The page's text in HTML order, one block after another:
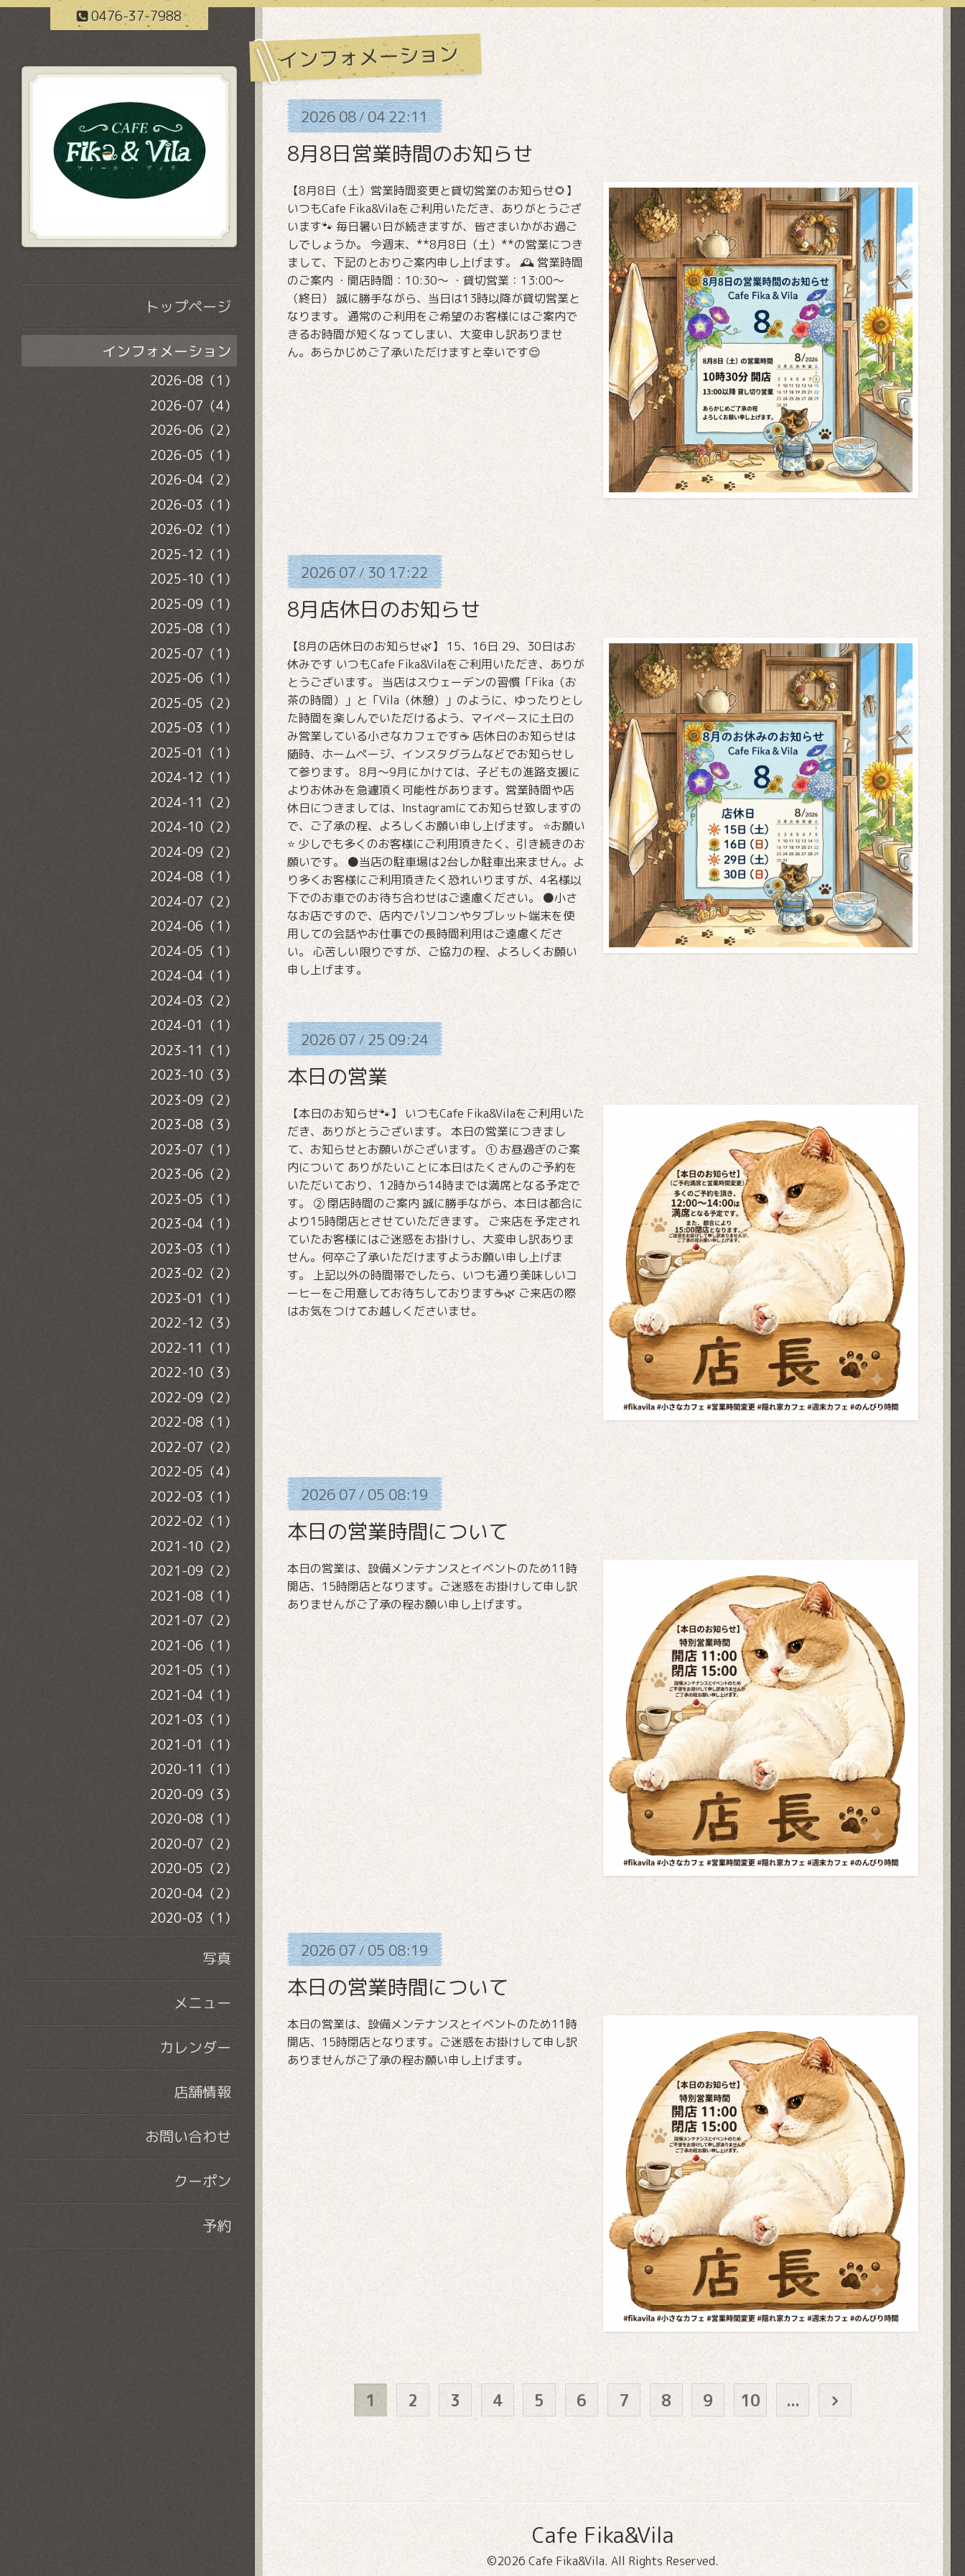
0476-37-7988
インフォメーション
202608/0422:11
8月8日営業時間のお知らせ
【8月8日（土）営業時間変更と貸切営業のお知らせ🌻】
いつもCafe Fika&Vilaをご利用いただき、ありがとうござ
います🐾 毎日暑い日が続きますが、皆さまいかがお過ご
しでしょうか。 今週末、**8月8日（土）**の営業につき
まして、下記のとおりご案内申し上げます。 🕰️ 営業時間
のご案内 ・開店時間：10:30〜 ・貸切営業：13:00〜
（終日） 誠に勝手ながら、当日は13時以降が貸切営業と
なります。 通常のご利用をご希望のお客様にはご案内で
きるお時間が短くなってしまい、大変申し訳ありませ
ん。あらかじめご了承いただけますと幸いです😌
202607/3017:22
8月店休日のお知らせ
【8月の店休日のお知らせ🌿】 15、16日 29、30日はお
休みです いつもCafe Fika&Vilaをご利用いただき、ありが
とうございます。 当店はスウェーデンの習慣「Fika（お
茶の時間）」と「Vila（休憩）」のように、ゆったりとし
た時間を楽しんでいただけるよう、マイペースに土日の
み営業している小さなカフェです☕️ 店休日のお知らせは
随時、ホームページ、インスタグラムなどでお知らせし
て参ります。 8月〜9月にかけては、子どもの進路支援に
よりお休みを急遽頂く可能性があります。営業時間や店
休日につきましては、Instagramにてお知らせ致しますの
で、ご了承の程、よろしくお願い申し上げます。 ⭐️お願い
⭐️ 少しでも多くのお客様にご利用頂きたく、引き続きのお
願いです。 ⚫️当店の駐車場は2台しか駐車出来ません。よ
り多くお客様にご利用頂きたく恐れいりますが、4名様以
下でのお車でのお待ち合わせはご遠慮ください。 ⚫️小さ
なお店ですので、店内でパソコンやタブレット端末を使
用しての会話やお仕事での長時間利用はご遠慮くださ
い。 心苦しい限りですが、ご協力の程、よろしくお願い
申し上げます。
202607/2509:24
本日の営業
【本日のお知らせ🐾】 いつもCafe Fika&Vilaをご利用いた
だき、ありがとうございます。 本日の営業につきまし
て、お知らせとお願いがございます。 ① お昼過ぎのご案
内について ありがたいことに本日はたくさんのご予約を
いただいており、12時から14時までは満席となる予定で
す。 ② 閉店時間のご案内 誠に勝手ながら、本日は都合に
より15時閉店とさせていただきます。 ご来店を予定され
ていたお客様にはご迷惑をお掛けし、大変申し訳ありま
せん。何卒ご了承いただけますようお願い申し上げま
す。 上記以外の時間帯でしたら、いつも通り美味しいコ
ーヒーをご用意してお待ちしております☕️🌿 ご来店の際
はお気をつけてお越しくださいませ。
202607/0508:19
本日の営業時間について
本日の営業は、設備メンテナンスとイベントのため11時
開店、15時閉店となります。ご迷惑をお掛けして申し訳
ありませんがご了承の程お願い申し上げます。
202607/0508:19
本日の営業時間について
本日の営業は、設備メンテナンスとイベントのため11時
開店、15時閉店となります。ご迷惑をお掛けして申し訳
ありませんがご了承の程お願い申し上げます。
1 2 3 4 5 6 7 8 9 10 ...
Cafe Fika&Vila
©2026 Cafe Fika&Vila. All Rights Reserved.
トップページ
インフォメーション
2026-08（1）
2026-07（4）
2026-06（2）
2026-05（1）
2026-04（2）
2026-03（1）
2026-02（1）
2025-12（1）
2025-10（1）
2025-09（1）
2025-08（1）
2025-07（1）
2025-06（1）
2025-05（2）
2025-03（1）
2025-01（1）
2024-12（1）
2024-11（2）
2024-10（2）
2024-09（2）
2024-08（1）
2024-07（2）
2024-06（1）
2024-05（1）
2024-04（1）
2024-03（2）
2024-01（1）
2023-11（1）
2023-10（3）
2023-09（2）
2023-08（3）
2023-07（1）
2023-06（2）
2023-05（1）
2023-04（1）
2023-03（1）
2023-02（2）
2023-01（1）
2022-12（3）
2022-11（1）
2022-10（3）
2022-09（2）
2022-08（1）
2022-07（2）
2022-05（4）
2022-03（1）
2022-02（1）
2021-10（2）
2021-09（2）
2021-08（1）
2021-07（2）
2021-06（1）
2021-05（1）
2021-04（1）
2021-03（1）
2021-01（1）
2020-11（1）
2020-09（3）
2020-08（1）
2020-07（2）
2020-05（2）
2020-04（2）
2020-03（1）
写真
メニュー
カレンダー
店舗情報
お問い合わせ
クーポン
予約